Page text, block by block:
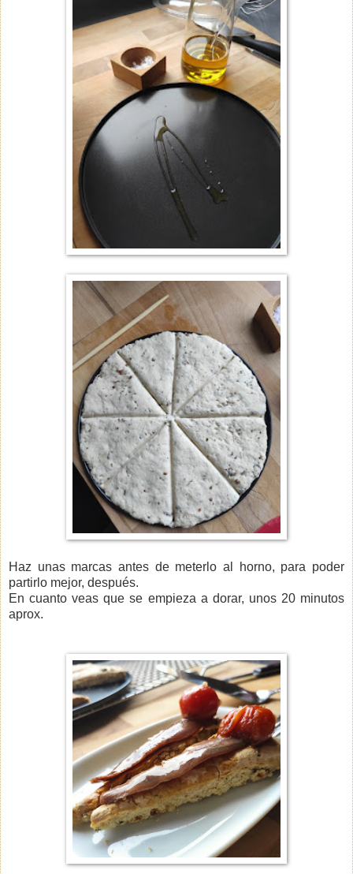
Haz unas marcas antes de meterlo al horno, para poder
partirlo mejor, después.
En cuanto veas que se empieza a dorar, unos 20 minutos
aprox.